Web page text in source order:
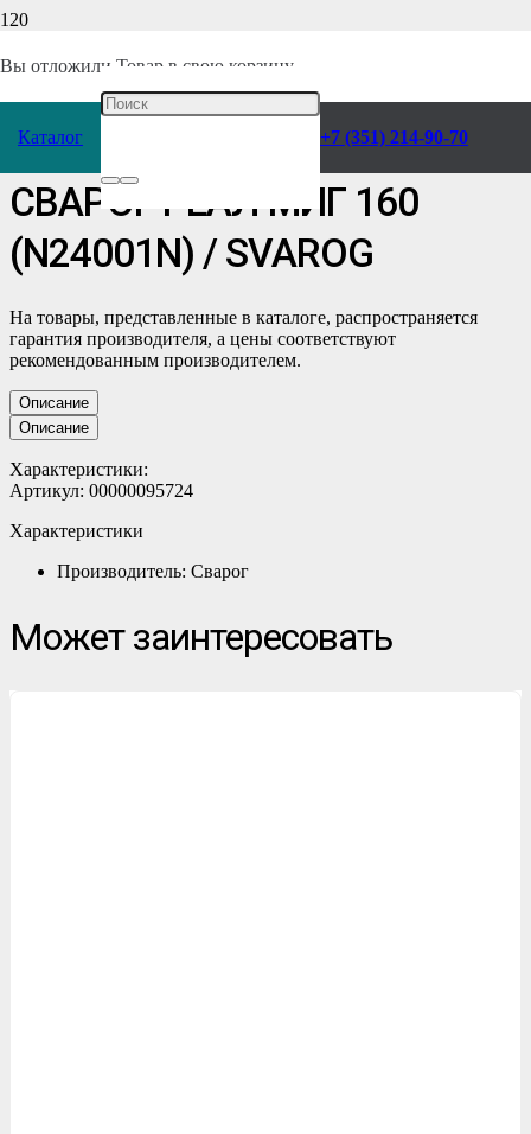
Вы отложили Товар в свою корзину.
Каталог +7 (351) 214-90-70
Главная/Каталог/Сварочное оборудование
Инверторный полуавтомат
СВАРОГ РЕАЛ МИГ 160
(N24001N) / SVAROG
На товары, представленные в каталоге, распространяется
гарантия производителя, а цены соответствуют
рекомендованным производителем.
Описание
Описание
Характеристики:
Артикул: 00000095724
Характеристики
Производитель: Сварог
Может заинтересовать